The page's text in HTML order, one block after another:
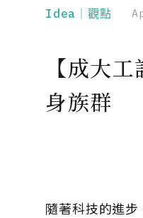
Idea｜觀點
【成大
身族群
隨著科技的進